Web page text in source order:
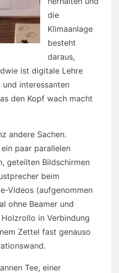
die
Klimaanlage
besteht
daraus,
ist digitale Lehre
interessanten
den Kopf wach macht
andere Sachen.
paar parallelen
geteilten Bildschirmen
beim
Videos (aufgenommen
ohne Beamer und
in Verbindung
Zettel fast genauso
Tee, einer